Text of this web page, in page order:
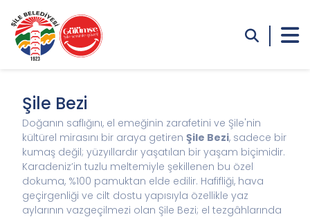
Şile Bezi
Doğanın saflığını, el emeğinin zarafetini ve Şile'nin
kültürel mirasını bir araya getiren Şile Bezi, sadece bir
kumaş değil; yüzyıllardır yaşatılan bir yaşam biçimidir.
Karadeniz’in tuzlu meltemiyle şekillenen bu özel
dokuma, %100 pamuktan elde edilir. Hafifliği, hava
geçirgenliği ve cilt dostu yapısıyla özellikle yaz
aylarının vazgeçilmezi olan Şile Bezi; el tezgâhlarında